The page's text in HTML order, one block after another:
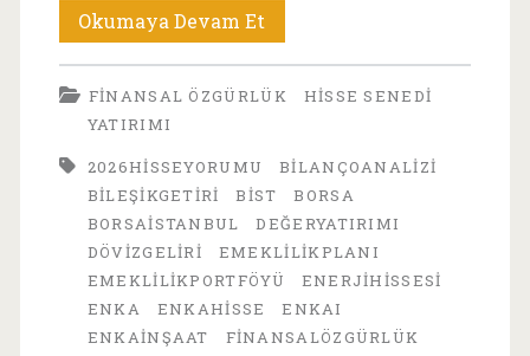
Okumaya Devam Et
İnşaat
(ENKAI)
Yorumu:
Uzun
Vadeli
Yatırım
FINANSAL ÖZGÜRLÜK
HISSE SENEDI
YATIRIMI
2026HISSEYORUMU
BILANÇOANALIZI
BILEŞIKGETIRI
BIST
BORSA
BORSAISTANBUL
DEĞERYATIRIMI
DÖVIZGELIRI
EMEKLILIKPLANI
EMEKLILIKPORTFÖYÜ
ENERJIHISSESI
ENKA
ENKAHISSE
ENKAI
ENKAİNŞAAT
FINANSALÖZGÜRLÜK